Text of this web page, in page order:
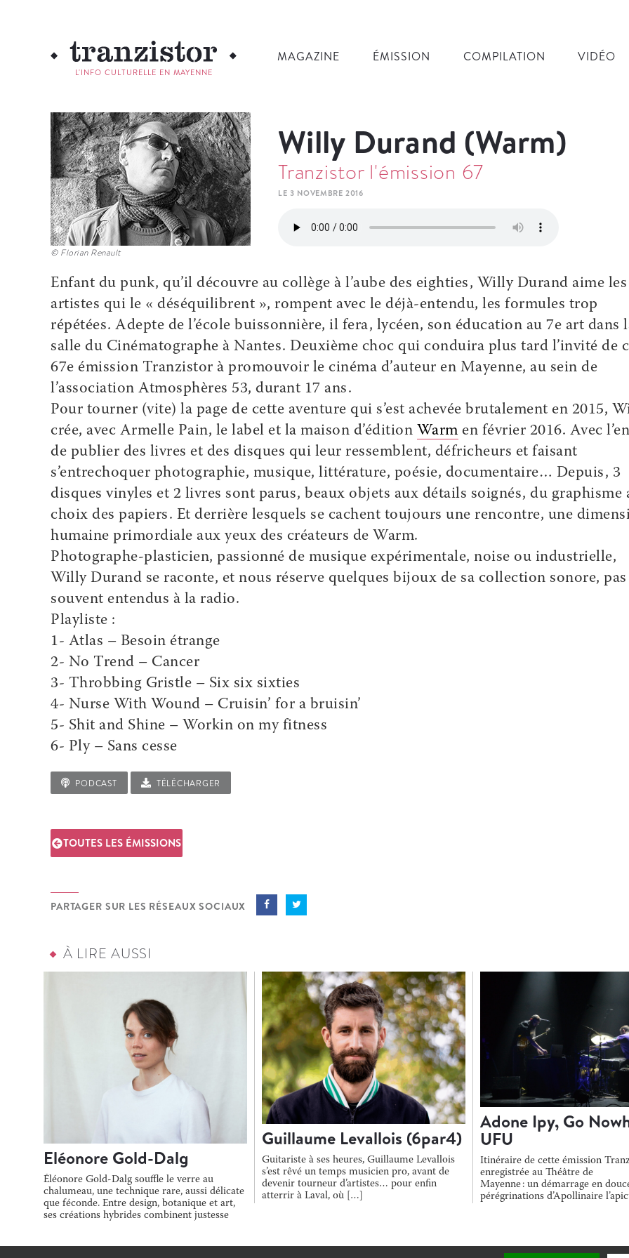
L'INFO CULTURELLE EN MAYENNE
MAGAZINE ÉMISSION COMPILATION VIDÉO
Willy Durand (Warm)
Tranzistor l'émission 67
LE 3 NOVEMBRE 2016
© Florian Renault
Enfant du punk, qu’il découvre au collège à l’aube des eighties, Willy Durand aime les
artistes qui le « déséquilibrent », rompent avec le déjà-entendu, les formules trop
répétées. Adepte de l’école buissonnière, il fera, lycéen, son éducation au 7e art dans
salle du Cinématographe à Nantes. Deuxième choc qui conduira plus tard l’invité de
67e émission Tranzistor à promouvoir le cinéma d’auteur en Mayenne, au sein de
l’association Atmosphères 53, durant 17 ans.
Pour tourner (vite) la page de cette aventure qui s’est achevée brutalement en 2015,
crée, avec Armelle Pain, le label et la maison d’édition Warm en février 2016. Avec
de publier des livres et des disques qui leur ressemblent, défricheurs et faisant
s’entrechoquer photographie, musique, littérature, poésie, documentaire… Depuis, 3
disques vinyles et 2 livres sont parus, beaux objets aux détails soignés, du graphisme
choix des papiers. Et derrière lesquels se cachent toujours une rencontre, une
humaine primordiale aux yeux des créateurs de Warm.
Photographe-plasticien, passionné de musique expérimentale, noise ou industrielle,
Willy Durand se raconte, et nous réserve quelques bijoux de sa collection sonore, pas
souvent entendus à la radio.
Playliste :
1- Atlas – Besoin étrange
2- No Trend – Cancer
3- Throbbing Gristle – Six six sixties
4- Nurse With Wound – Cruisin’ for a bruisin’
5- Shit and Shine – Workin on my fitness
6- Ply – Sans cesse
PODCAST TÉLÉCHARGER
TOUTES LES ÉMISSIONS
PARTAGER SUR LES RÉSEAUX SOCIAUX
À LIRE AUSSI
Eléonore Gold-Dalg
Éléonore Gold-Dalg souffle le verre au
chalumeau, une technique rare, aussi délicate
que féconde. Entre design, botanique et art,
ses créations hybrides combinent justesse
Guillaume Levallois (6par4)
Guitariste à ses heures, Guillaume Levallois
s’est rêvé un temps musicien pro, avant de
devenir tourneur d’artistes… pour enfin
atterrir à Laval, où […]
Adone Ipy, Go
UFU
Itinéraire de cette émission
enregistrée au Théâtre de
Mayenne : un démarrage en
pérégrinations d’Apollinaire